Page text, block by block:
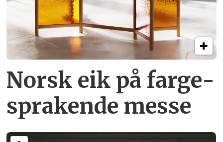
Norsk eik på farge­
sprakende messe